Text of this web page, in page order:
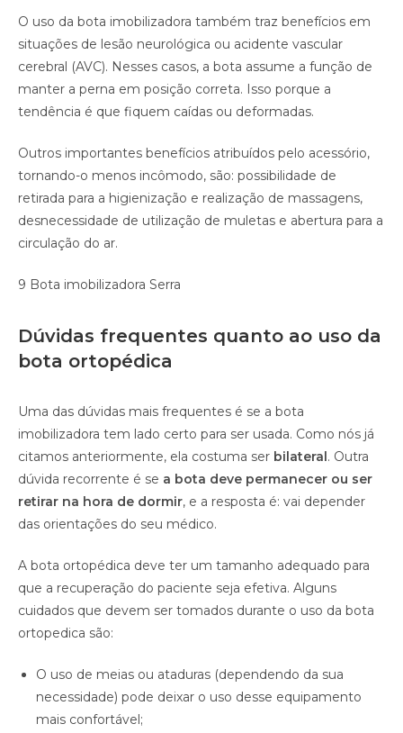
O uso da bota imobilizadora também traz benefícios em
situações de lesão neurológica ou acidente vascular
cerebral (AVC). Nesses casos, a bota assume a função de
manter a perna em posição correta. Isso porque a
tendência é que fiquem caídas ou deformadas.
Outros importantes benefícios atribuídos pelo acessório,
tornando-o menos incômodo, são: possibilidade de
retirada para a higienização e realização de massagens,
desnecessidade de utilização de muletas e abertura para a
circulação do ar.
9 Bota imobilizadora Serra
Dúvidas frequentes quanto ao uso da
bota ortopédica
Uma das dúvidas mais frequentes é se a bota
imobilizadora tem lado certo para ser usada. Como nós já
citamos anteriormente, ela costuma ser bilateral. Outra
dúvida recorrente é se a bota deve permanecer ou ser
retirar na hora de dormir, e a resposta é: vai depender
das orientações do seu médico.
A bota ortopédica deve ter um tamanho adequado para
que a recuperação do paciente seja efetiva. Alguns
cuidados que devem ser tomados durante o uso da bota
ortopedica são:
O uso de meias ou ataduras (dependendo da sua
necessidade) pode deixar o uso desse equipamento
mais confortável;